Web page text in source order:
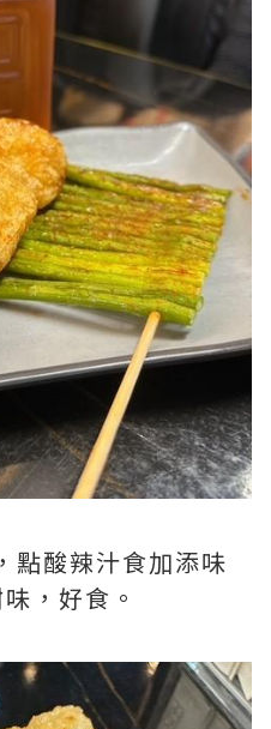
點酸辣汁食加添味
，好食。